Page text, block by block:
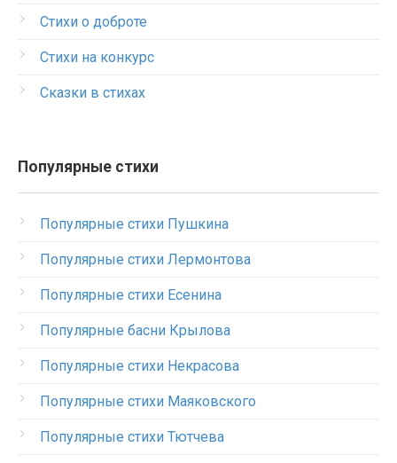
Стихи о доброте
Стихи на конкурс
Сказки в стихах
Популярные стихи
Популярные стихи Пушкина
Популярные стихи Лермонтова
Популярные стихи Есенина
Популярные басни Крылова
Популярные стихи Некрасова
Популярные стихи Маяковского
Популярные стихи Тютчева